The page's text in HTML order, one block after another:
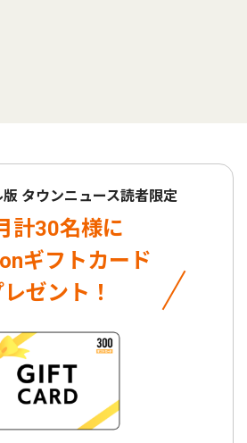
版 タウンニュース読者限定
計30名様に
ギフトカード
ゼント！